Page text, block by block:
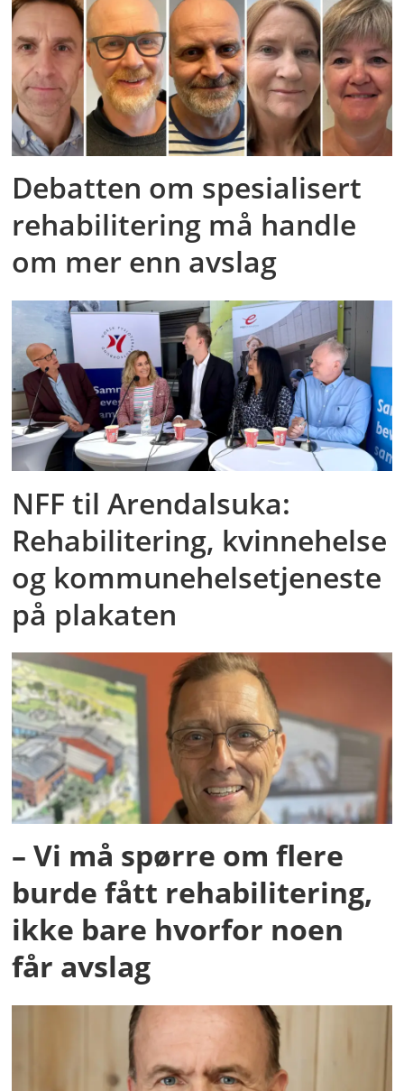
Debatten om spesialisert
rehabilitering må handle
om mer enn avslag
NFF til Arendalsuka:
Rehabilitering, kvinnehelse
og kommunehelsetjeneste
på plakaten
– Vi må spørre om flere
burde fått rehabilitering,
ikke bare hvorfor noen
får avslag